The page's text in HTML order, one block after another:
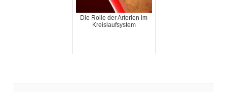
Die Rolle der Arterien im
Kreislaufsystem